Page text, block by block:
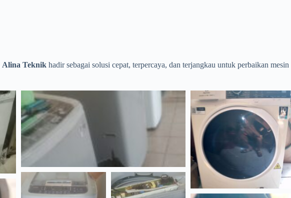
Alina Teknik hadir sebagai solusi cepat, terpercaya, dan terjangkau untuk perbaikan mesin